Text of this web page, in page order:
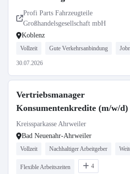
Profi Parts Fahrzeugteile
Großhandelsgesellschaft mbH
Koblenz
Vollzeit Gute Verkehrsanbindung
30.07.2026
Vertriebsmanager
Konsumentenkredite (m/w/d)
Kreissparkasse Ahrweiler
Bad Neuenahr-Ahrweiler
Vollzeit Nachhaltiger Arbeitgeber
Flexible Arbeitszeiten 4